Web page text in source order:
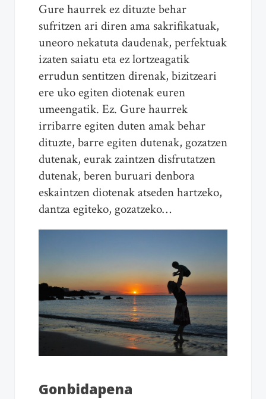
Gure haurrek ez dituzte behar
sufritzen ari diren ama sakrifikatuak,
uneoro nekatuta daudenak, perfektuak
izaten saiatu eta ez lortzeagatik
errudun sentitzen direnak, bizitzeari
ere uko egiten diotenak euren
umeengatik. Ez. Gure haurrek
irribarre egiten duten amak behar
dituzte, barre egiten dutenak, gozatzen
dutenak, eurak zaintzen disfrutatzen
dutenak, beren buruari denbora
eskaintzen diotenak atseden hartzeko,
dantza egiteko, gozatzeko…
Gonbidapena